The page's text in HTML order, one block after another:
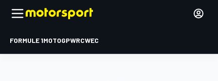
FORMULE 1MOTOGPWRCWEC